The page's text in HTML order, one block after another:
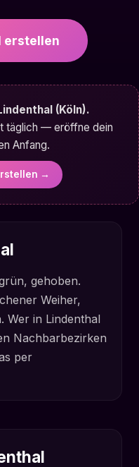
erstellen
(Köln).
täglich — eröffne dein
Anfang.
→
gehoben.
Weiher,
Wer in Lindenthal
Nachbarbezirken
per